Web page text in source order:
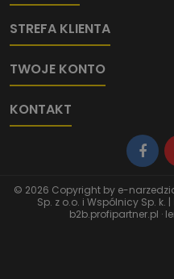
STREFA KLIENTA
TWOJE KONTO
KONTAKT
© 2026 Copyright by e-
Sp. z o.o. i Wspólnicy Sp. k. |
b2b.profipartner.pl ·